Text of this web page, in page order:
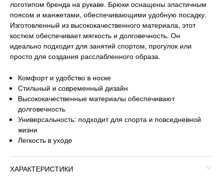
логотипом бренда на рукаве. Брюки оснащены эластичным
поясом и манжетами, обеспечивающими удобную посадку.
Изготовленный из высококачественного материала, этот
костюм обеспечивает мягкость и долговечность. Он
идеально подходит для занятий спортом, прогулок или
просто для создания расслабленного образа.
Комфорт и удобство в носке
Стильный и современный дизайн
Высококачественные материалы обеспечивают
долговечность
Универсальность: подходит для спорта и повседневной
жизни
Легкость в уходе
ХАРАКТЕРИСТИКИ